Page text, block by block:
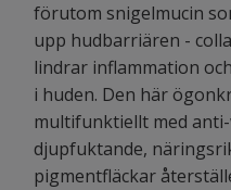
förutom snigelmucin
upp hudbarriären -
lindrar inflammation
i huden. Den här
multifunktiellt med
djupfuktande,
pigmentfläckar